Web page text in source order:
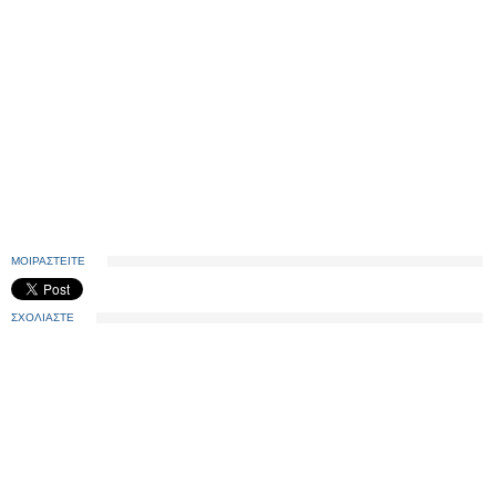
ΜΟΙΡΑΣΤΕΙΤΕ
ΣΧΟΛΙΑΣΤΕ